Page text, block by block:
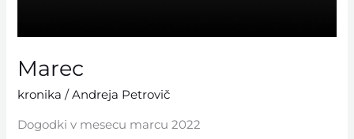
Marec
kronika /Andreja Petrovič
Dogodki v mesecu marcu 2022